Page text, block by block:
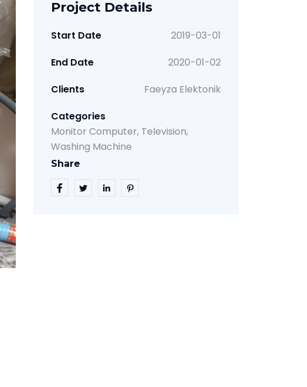
Project Details
Start Date
2019-03-01
End Date
2020-01-02
Clients
Faeyza Elektonik
Categories
Monitor Computer Television
Washing Machine
Share